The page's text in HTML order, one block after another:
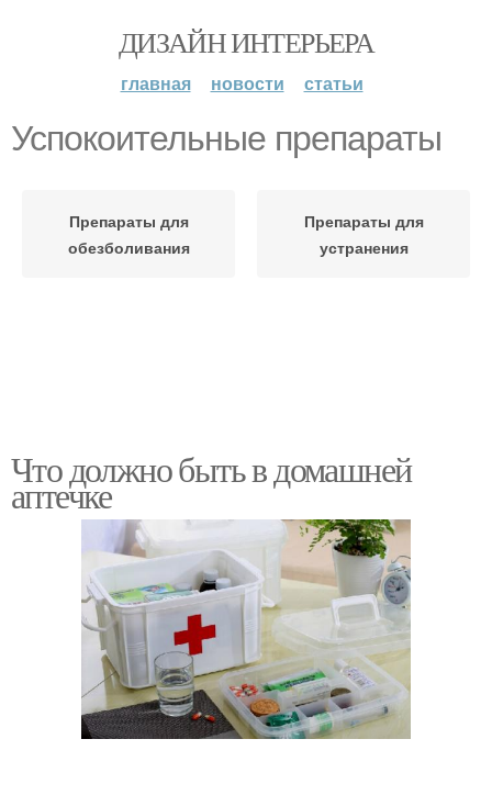
ДИЗАЙН ИНТЕРЬЕРА
главная новости статьи
Успокоительные препараты
Препараты для
обезболивания
Препараты для
устранения
Что должно быть в домашней
аптечке